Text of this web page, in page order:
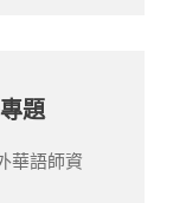
題
華語師資